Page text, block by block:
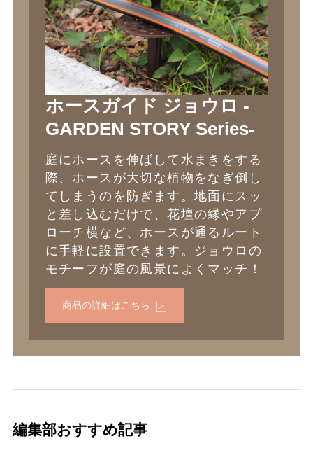
ホースガイド ジョウロ -
GARDEN STORY Series-
庭にホースを伸ばして水まきをする
際、ホースが大切な植物をなぎ倒し
てしまうのを防ぎます。地面にスッ
と差し込むだけで、花壇の縁やアプ
ローチ横など、ホースが通るルート
に手軽に設置できます。ジョウロの
モチーフが庭の風景によくマッチ！
商品の詳細はこちら
編集部おすすめ記事